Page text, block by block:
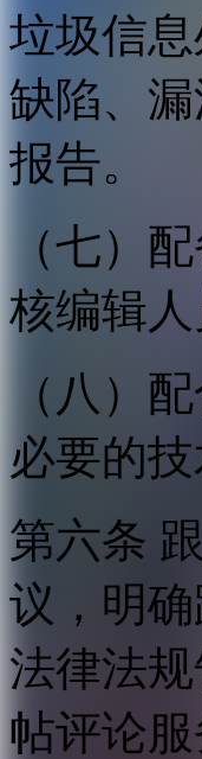
垃圾信
缺陷、
报告。
（七）
核编辑人
（八）
必要的
第六条
议，明
法律法
帖评论